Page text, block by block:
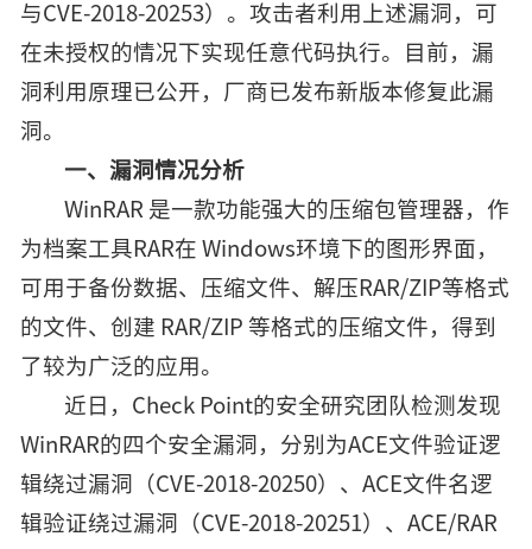
与CVE-2018-20253）。攻击者利用上述漏洞，可
在未授权的情况下实现任意代码执行。目前，漏
洞利用原理已公开，厂商已发布新版本修复此漏
洞。
一、漏洞情况分析
WinRAR 是一款功能强大的压缩包管理器，作
为档案工具RAR在 Windows环境下的图形界面，
可用于备份数据、压缩文件、解压RAR/ZIP等格式
的文件、创建 RAR/ZIP 等格式的压缩文件，得到
了较为广泛的应用。
近日，Check Point的安全研究团队检测发现
WinRAR的四个安全漏洞，分别为ACE文件验证逻
辑绕过漏洞（CVE-2018-20250）、ACE文件名逻
辑验证绕过漏洞（CVE-2018-20251）、ACE/RAR